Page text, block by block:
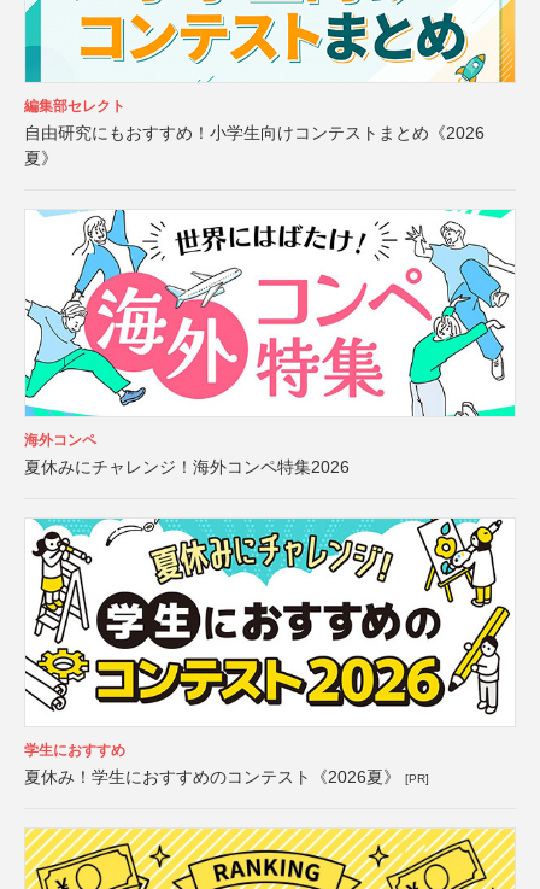
編集部セレクト
自由研究にもおすすめ！小学生向けコンテストまとめ《2026
夏》
海外コンペ
夏休みにチャレンジ！海外コンペ特集2026
学生におすすめ
夏休み！学生におすすめのコンテスト《2026夏》 [PR]